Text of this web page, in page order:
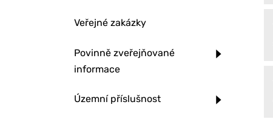
Veřejné zakázky
Povinně zveřejňované
informace
Územní příslušnost